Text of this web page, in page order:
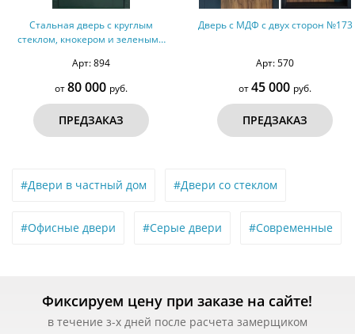
Стальная дверь с круглым
стеклом, кнокером и зелеными
(терморазрыв)
Арт: 894
от80 000 руб.
ПРЕДЗАКАЗ
Дверь с МДФ с двух сторон №173
Арт: 570
от45 000 руб.
ПРЕДЗАКАЗ
#Двери в частный дом #Двери со стеклом
#Офисные двери #Серые двери #Современные
Фиксируем цену при заказе на сайте!
в течение з-х дней после расчета замерщиком